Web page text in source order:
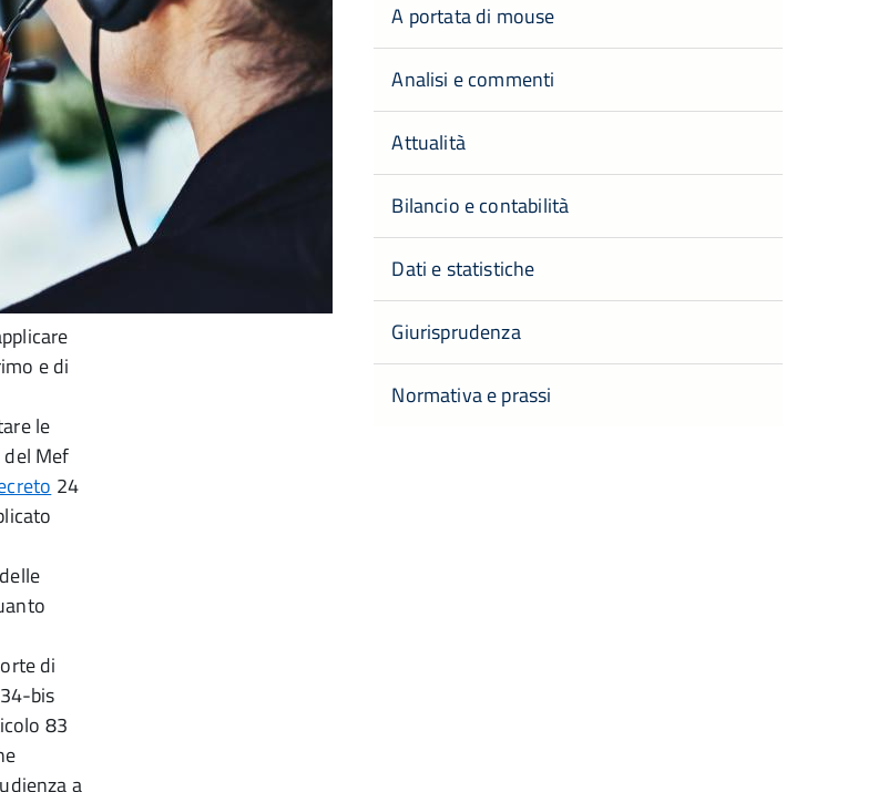
e di
le
Mef
24
di
bis
83
a
A portata di mouse
Analisi e commenti
Attualità
Bilancio e contabilità
Dati e statistiche
Giurisprudenza
Normativa e prassi